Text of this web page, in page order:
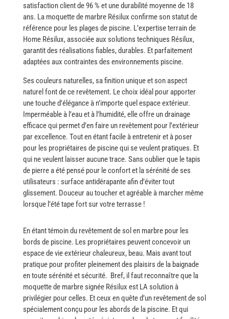
satisfaction client de 96 % et une durabilité moyenne de 18
ans. La moquette de marbre Résilux confirme son statut de
référence pour les plages de piscine. L’expertise terrain de
Home Résilux, associée aux solutions techniques Résilux,
garantit des réalisations fiables, durables. Et parfaitement
adaptées aux contraintes des environnements piscine.
Ses​‍​‌‍​‍‌ couleurs naturelles, sa finition unique et son aspect
naturel font de ce revêtement. Le choix idéal pour apporter
une touche d’élégance à n’importe quel espace extérieur.
Imperméable à l’eau et à l’humidité, elle offre un drainage
efficace qui permet d’en faire un revêtement pour l’extérieur
par excellence. Tout en étant facile à entretenir et à poser
pour les propriétaires de piscine qui se veulent pratiques. Et
qui ne veulent laisser aucune trace. Sans​‍​‌‍​‍‌ oublier que le tapis
de pierre a été pensé pour le confort et la sérénité de ses
utilisateurs : surface antidérapante afin d’éviter tout
glissement. Douceur au toucher et agréable à marcher même
lorsque l’été tape fort sur votre terrasse !
En​‍​‌‍​‍‌ étant témoin du revêtement de sol en marbre pour les
bords de piscine. Les propriétaires peuvent concevoir un
espace de vie extérieur chaleureux, beau. Mais avant tout
pratique pour profiter pleinement des plaisirs de la baignade
en toute sérénité et sécurité. ​‍​‌‍​‍‌ Bref, il faut reconnaître que la
moquette de marbre signée Résilux est LA solution à
privilégier pour celles. Et ceux en quête d’un revêtement de sol
spécialement conçu pour les abords de la piscine. Et qui